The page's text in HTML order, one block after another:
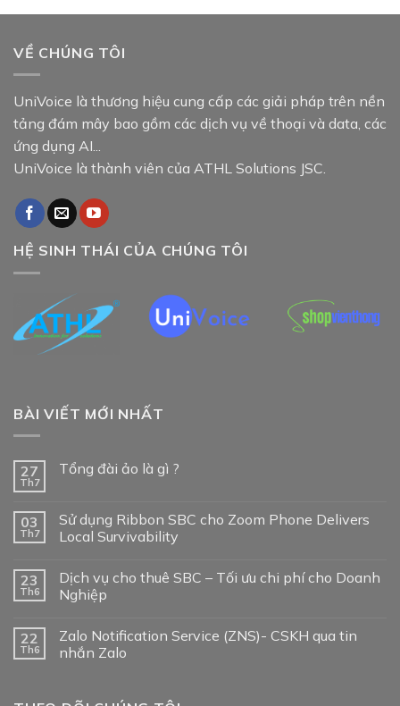
VỀ CHÚNG TÔI
UniVoice là thương hiệu cung cấp các giải pháp trên nền
tảng đám mây bao gồm các dịch vụ về thoại và data, các
ứng dụng AI...
UniVoice là thành viên của ATHL Solutions JSC.
HỆ SINH THÁI CỦA CHÚNG TÔI
BÀI VIẾT MỚI NHẤT
27
Th7
Tổng đài ảo là gì ?
03
Th7
Sử dụng Ribbon SBC cho Zoom Phone Delivers
Local Survivability
23
Th6
Dịch vụ cho thuê SBC – Tối ưu chi phí cho Doanh
Nghiệp
22
Th6
Zalo Notification Service (ZNS)- CSKH qua tin
nhắn Zalo